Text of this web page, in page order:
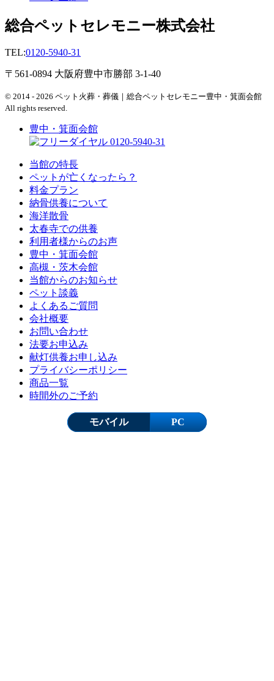
総合ペットセレモニー株式会社
TEL:0120-5940-31
〒561-0894 大阪府豊中市勝部 3-1-40
© 2014 - 2026 ペット火葬・葬儀｜総合ペットセレモニー豊中・箕面会館
All rights reserved.
豊中・箕面会館
0120-5940-31
当館の特長
ペットが亡くなったら？
料金プラン
納骨供養について
海洋散骨
太春寺での供養
利用者様からのお声
豊中・箕面会館
高槻・茨木会館
当館からのお知らせ
ペット談義
よくあるご質問
会社概要
お問い合わせ
法要お申込み
献灯供養お申し込み
プライバシーポリシー
商品一覧
時間外のご予約
モバイル PC